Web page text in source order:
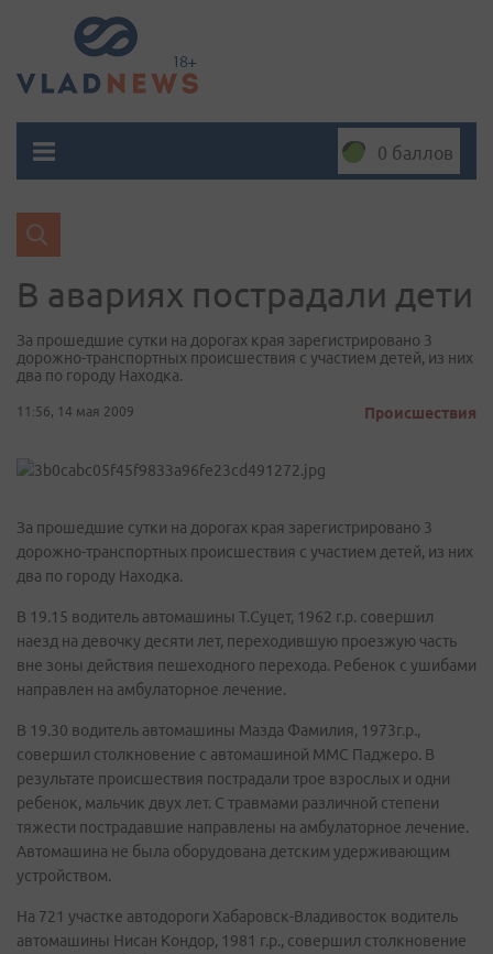
0 баллов
В авариях пострадали дети
За прошедшие сутки на дорогах края зарегистрировано 3
дорожно-транспортных происшествия с участием детей, из них
два по городу Находка.
11:56, 14 мая 2009 Происшествия
За прошедшие сутки на дорогах края зарегистрировано 3
дорожно-транспортных происшествия с участием детей, из них
два по городу Находка.
В 19.15 водитель автомашины Т.Суцет, 1962 г.р. совершил
наезд на девочку десяти лет, переходившую проезжую часть
вне зоны действия пешеходного перехода. Ребенок с ушибами
направлен на амбулаторное лечение.
В 19.30 водитель автомашины Мазда Фамилия, 1973г.р.,
совершил столкновение с автомашиной ММС Паджеро. В
результате происшествия пострадали трое взрослых и одни
ребенок, мальчик двух лет. С травмами различной степени
тяжести пострадавшие направлены на амбулаторное лечение.
Автомашина не была оборудована детским удерживающим
устройством.
На 721 участке автодороги Хабаровск-Владивосток водитель
автомашины Нисан Кондор, 1981 г.р., совершил столкновение